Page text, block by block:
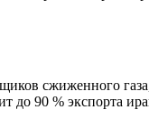
сжиженного газа,
до 90 % экспорта